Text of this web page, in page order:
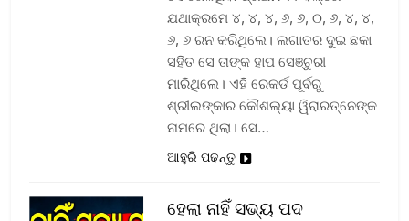
ଯଥାକ୍ରମେ ୪, ୪, ୪, ୬, ୬, ୦, ୬, ୪, ୪,
୬, ୬ ରନ କରିଥିଲେ। ଲଗାତର ଦୁଇ ଛକା
ସହିତ ସେ ତାଙ୍କ ହାପ ସେଞ୍ଚୁରୀ
ମାରିଥିଲେ। ଏହି ରେକର୍ଡ ପୂର୍ବରୁ
ଶ୍ରୀଲଙ୍କାର କୌଶଲ୍ୟା ୱିରାରତ୍ନେଙ୍କ
ନାମରେ ଥିଲା। ସେ…
ଆହୁରି ପଢନ୍ତୁ
ହେଲା ନାହିଁ ସଭ୍ୟ ପଦ